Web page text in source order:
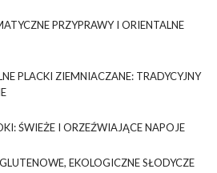
PRZYPRAWY I ORIENTALNE
PLACKI ZIEMNIACZANE: TRADYCYJNY
ŚWIEŻE I ORZEŹWIAJĄCE NAPOJE
EKOLOGICZNE SŁODYCZE